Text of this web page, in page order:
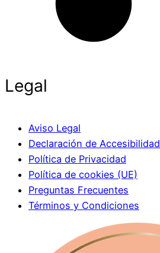
Legal
Aviso Legal
Declaración de Accesibilidad
Política de Privacidad
Política de cookies (UE)
Preguntas Frecuentes
Términos y Condiciones